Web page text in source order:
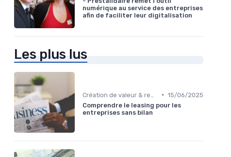
numérique au service des entreprises
afin de faciliter leur digitalisation
Les plus lus
• 15/06/2025
Comprendre le leasing pour les
entreprises sans bilan